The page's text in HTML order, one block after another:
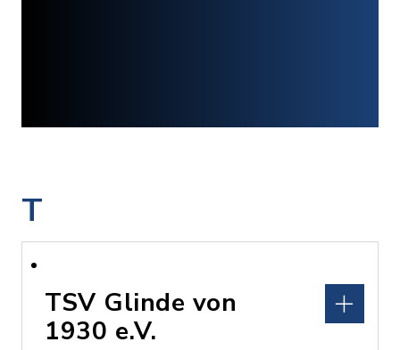
T
TSV Glinde von
1930 e.V.